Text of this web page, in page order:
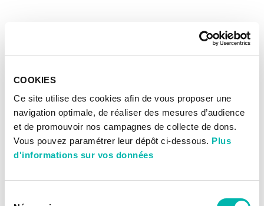
COOKIES
Ce site utilise des cookies afin de vous proposer une
navigation optimale, de réaliser des mesures d’audience
et de promouvoir nos campagnes de collecte de dons.
Vous pouvez paramétrer leur dépôt ci-dessous. Plus
d'informations sur vos données